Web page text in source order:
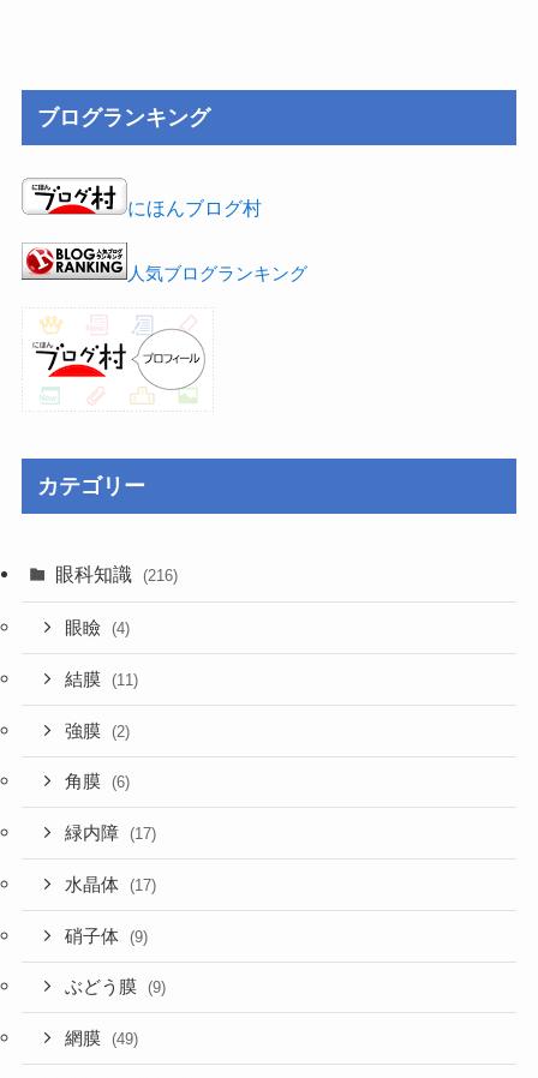
ブログランキング
にほんブログ村
人気ブログランキング
カテゴリー
眼科知識 (216)
眼瞼 (4)
結膜 (11)
強膜 (2)
角膜 (6)
緑内障 (17)
水晶体 (17)
硝子体 (9)
ぶどう膜 (9)
網膜 (49)